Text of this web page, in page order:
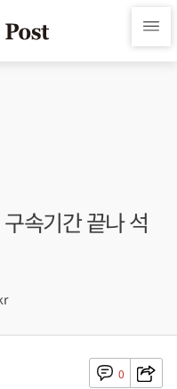
속기간 끝나 석
0